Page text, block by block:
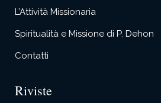
L’Attività Missionaria
Spiritualità e Missione di P. Dehon
Contatti
Riviste